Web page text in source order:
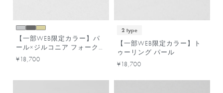
【一部WEB限定カラー】パ
ール×ジルコニア フォークリ
ング
¥18,700
2 type
【一部WEB限定カラー】ト
ゥーリング パール
¥18,700